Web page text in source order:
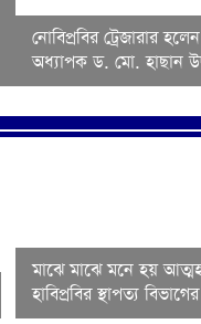
নোবিপ্রবির ট্রেজারার
অধ্যাপক ড. মো. হাছান
মাঝে মাঝে মনে হয়
হাবিপ্রবির স্থাপত্য